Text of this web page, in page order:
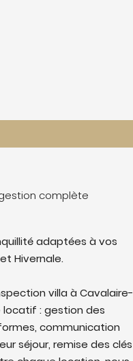
complète
adaptées à vos
Hivernale.
villa à Cavalaire-
locatif : gestion des
communication
séjour, remise des clés